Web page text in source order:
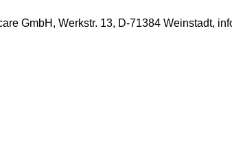
GmbH, Werkstr. 13, D-71384 Weinstadt,